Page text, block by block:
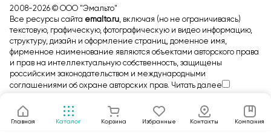
Главная Каталог Корзина Избранные Контакты Компания
2008-2026 © ООО "Эмальто"
Все ресурсы сайта emalto.ru, включая (но не ограничиваясь)
текстовую, графическую, фотографическую и видео информацию,
структуру, дизайн и оформление страниц, доменное имя,
фирменное наименование являются объектами авторского права
и прав на интеллектуальную собственность, защищены
российским законодательством и международными
соглашениями об охране авторских прав. Читать далее